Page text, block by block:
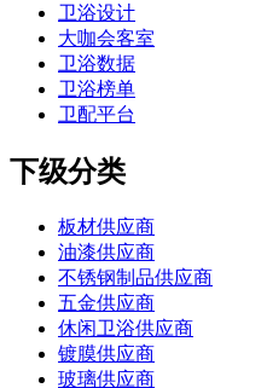
卫浴设计
大咖会客室
卫浴数据
卫浴榜单
卫配平台
下级分类
板材供应商
油漆供应商
不锈钢制品供应商
五金供应商
休闲卫浴供应商
镀膜供应商
玻璃供应商